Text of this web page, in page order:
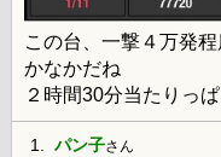
この台、一撃４万発
かなかだね
２時間30分当たりっ
1. パン子さん